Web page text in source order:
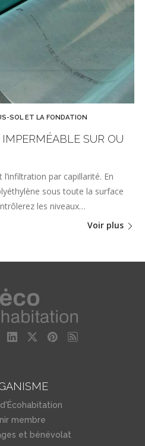
SOL ET LA FONDATION
SUR OU
par capillarité. En
sous toute la surface
les niveaux…
Voir plus
membre
et bénévolat